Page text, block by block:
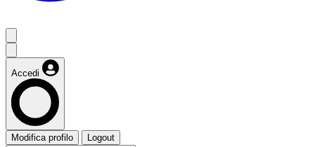
Accedi
Modifica profilo Logout